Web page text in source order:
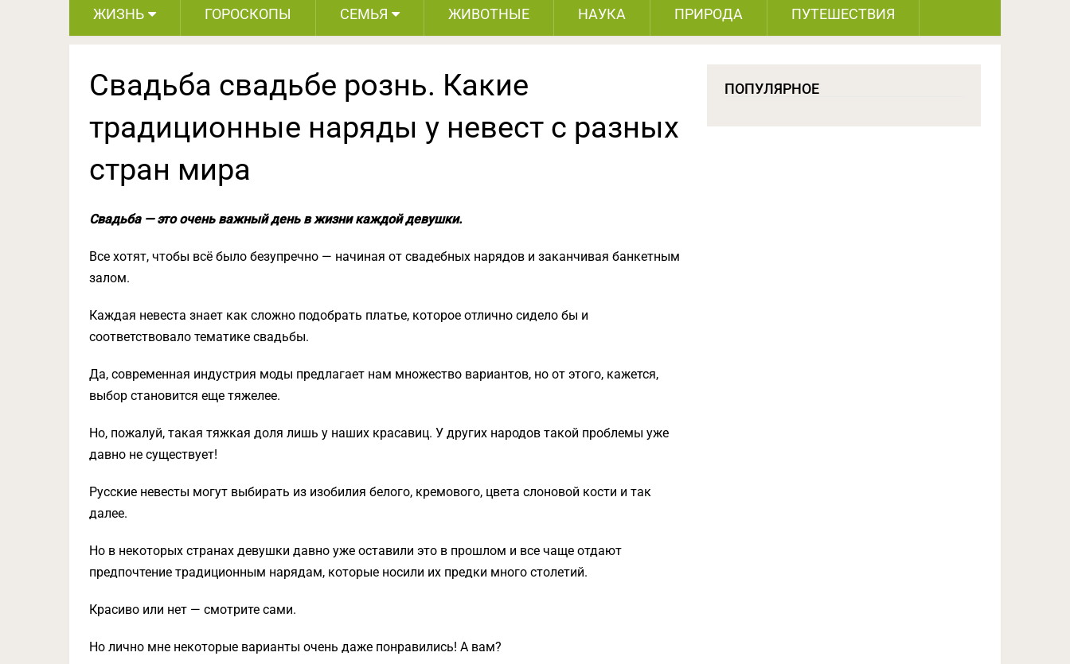
ЖИЗНЬ ГОРОСКОПЫ СЕМЬЯ ЖИВОТНЫЕ НАУКА ПРИРОДА ПУТЕШЕСТВИЯ
Свадьба свадьбе рознь. Какие
традиционные наряды у невест с разных
стран мира
Свадьба — это очень важный день в жизни каждой девушки.
Все хотят, чтобы всё было безупречно — начиная от свадебных нарядов и заканчивая банкетным
залом.
Каждая невеста знает как сложно подобрать платье, которое отлично сидело бы и
соответствовало тематике свадьбы.
Да, современная индустрия моды предлагает нам множество вариантов, но от этого, кажется,
выбор становится еще тяжелее.
Но, пожалуй, такая тяжкая доля лишь у наших красавиц. У других народов такой проблемы уже
давно не существует!
Русские невесты могут выбирать из изобилия белого, кремового, цвета слоновой кости и так
далее.
Но в некоторых странах девушки давно уже оставили это в прошлом и все чаще отдают
предпочтение традиционным нарядам, которые носили их предки много столетий.
Красиво или нет — смотрите сами.
Но лично мне некоторые варианты очень даже понравились! А вам?
ПОПУЛЯРНОЕ